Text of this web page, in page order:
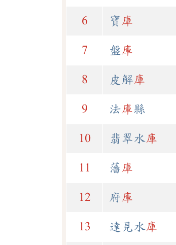
6 寶 庫
7 盤庫
8 皮解庫
9 法庫縣
10 翡翠水庫
11 藩 庫
12 府庫
13 達見水庫